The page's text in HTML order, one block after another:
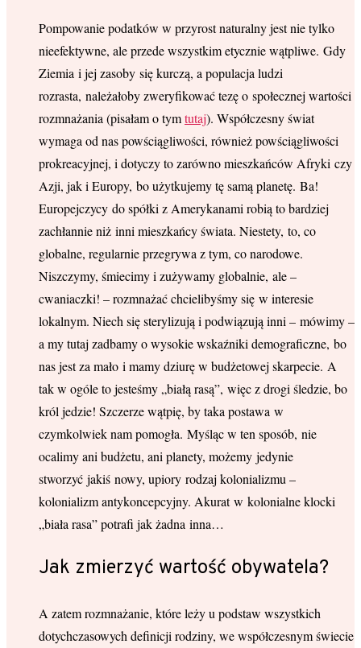
Pompowanie podatków w przyrost naturalny jest nie tylko
nieefektywne, ale przede wszystkim etycznie wątpliwe. Gdy
Ziemia i jej zasoby się kurczą, a populacja ludzi
rozrasta, należałoby zweryfikować tezę o społecznej wartości
rozmnażania (pisałam o tymtutaj). Współczesny świat
wymaga od nas powściągliwości, również powściągliwości
prokreacyjnej, i dotyczy to zarówno mieszkańców Afryki czy
Azji, jak i Europy, bo użytkujemy tę samą planetę. Ba!
Europejczycy do spółki z Amerykanami robią to bardziej
zachłannie niż inni mieszkańcy świata. Niestety, to, co
globalne, regularnie przegrywa z tym, co narodowe.
Niszczymy, śmiecimy i zużywamy globalnie, ale –
cwaniaczki! – rozmnażać chcielibyśmy się w interesie
lokalnym. Niech się sterylizują i podwiązują inni – mówimy –
a my tutaj zadbamy o wysokie wskaźniki demograficzne, bo
nas jest za mało i mamy dziurę w budżetowej skarpecie. A
tak w ogóle to jesteśmy „białą rasą”, więc z drogi śledzie, bo
król jedzie! Szczerze wątpię, by taka postawa w
czymkolwiek nam pomogła. Myśląc w ten sposób, nie
ocalimy ani budżetu, ani planety, możemy jedynie
stworzyć jakiś nowy, upiory rodzaj kolonializmu –
kolonializm antykoncepcyjny. Akurat w kolonialne klocki
„biała rasa” potrafi jak żadna inna…
Jak zmierzyć wartość obywatela?
A zatem rozmnażanie, które leży u podstaw wszystkich
dotychczasowych definicji rodziny, we współczesnym świecie